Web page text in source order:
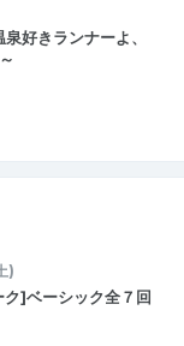
好きランナーよ、
)
ク]ベーシック全７回